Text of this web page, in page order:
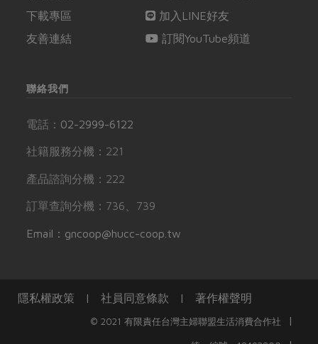
下載專區
友善連結
加入LINE好友
訂閱YouTube頻道
聯絡我們
電話： 02-2999-6122
社籍服務分機：221
產品諮詢分機：222
訂單查詢分機：736、739
Email：gncoop@hucc-coop.tw
隱私權政策 | 社員同意條款 | 著作權聲明
© 2021 有限責任台灣主婦聯盟生活消費合作社 |